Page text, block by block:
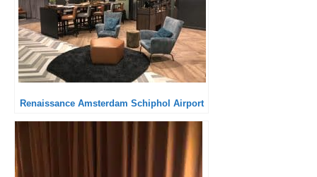
Renaissance Amsterdam Schiphol Airport